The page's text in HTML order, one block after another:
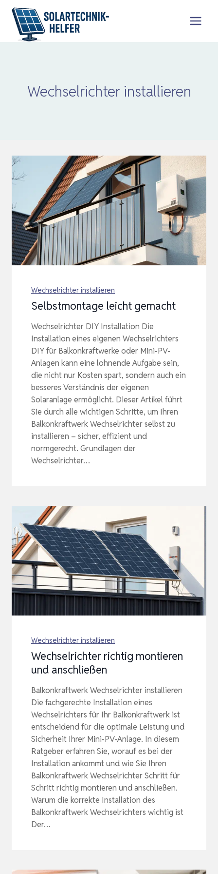
Zum
Inhalt
springen
Wechselrichter installieren
Wechselrichter installieren
Selbstmontage leicht gemacht
Wechselrichter DIY Installation Die
Installation eines eigenen Wechselrichters
DIY für Balkonkraftwerke oder Mini-PV-
Anlagen kann eine lohnende Aufgabe sein,
die nicht nur Kosten spart, sondern auch ein
besseres Verständnis der eigenen
Solaranlage ermöglicht. Dieser Artikel führt
Sie durch alle wichtigen Schritte, um Ihren
Balkonkraftwerk Wechselrichter selbst zu
installieren – sicher, effizient und
normgerecht. Grundlagen der
Wechselrichter…
Wechselrichter installieren
Wechselrichter richtig montieren
und anschließen
Balkonkraftwerk Wechselrichter installieren
Die fachgerechte Installation eines
Wechselrichters für Ihr Balkonkraftwerk ist
entscheidend für die optimale Leistung und
Sicherheit Ihrer Mini-PV-Anlage. In diesem
Ratgeber erfahren Sie, worauf es bei der
Installation ankommt und wie Sie Ihren
Balkonkraftwerk Wechselrichter Schritt für
Schritt richtig montieren und anschließen.
Warum die korrekte Installation des
Balkonkraftwerk Wechselrichters wichtig ist
Der…